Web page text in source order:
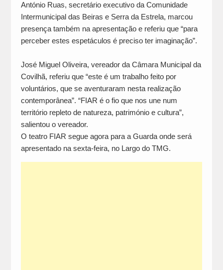
António Ruas, secretário executivo da Comunidade
Intermunicipal das Beiras e Serra da Estrela, marcou
presença também na apresentação e referiu que “para
perceber estes espetáculos é preciso ter imaginação”.
José Miguel Oliveira, vereador da Câmara Municipal da
Covilhã, referiu que “este é um trabalho feito por
voluntários, que se aventuraram nesta realização
contemporânea”. “FIAR é o fio que nos une num
território repleto de natureza, património e cultura”,
salientou o vereador.
O teatro FIAR segue agora para a Guarda onde será
apresentado na sexta-feira, no Largo do TMG.